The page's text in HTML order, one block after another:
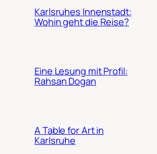
Karlsruhes Innenstadt:
Wohin geht die Reise?
Eine Lesung mit Profil:
Rahsan Dogan
A Table for Art in
Karlsruhe